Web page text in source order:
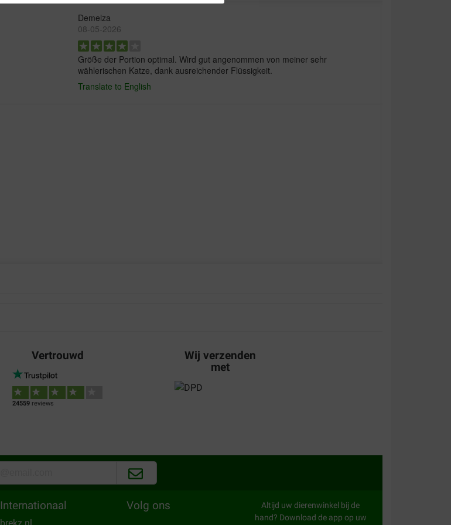
Demelza
08-05-2026
Größe der Portion optimal. Wird gut angenommen von meiner sehr
wählerischen Katze, dank ausreichender Flüssigkeit.
Translate to English
Vertrouwd
24559reviews
Wij verzenden
met
Internationaal Volg ons
Altijd uw dierenwinkel bij de
hand? Download de app op uw